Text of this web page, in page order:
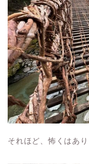
それほど、怖くはあり